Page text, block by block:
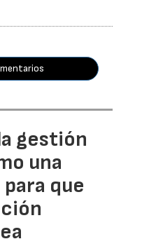
gestión
una
que